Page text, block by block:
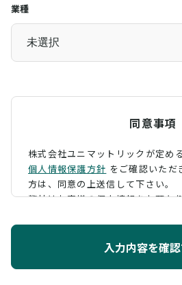
業種
同意事項
株式会社ユニマットリックが定め
個人情報保護方針 をご確認いただ
方は、同意の上送信して下さい。
弊社はお客様の個人情報をお預か
ように定め、保護に努めておりま
入力内容を確